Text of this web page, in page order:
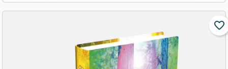
favorite_border